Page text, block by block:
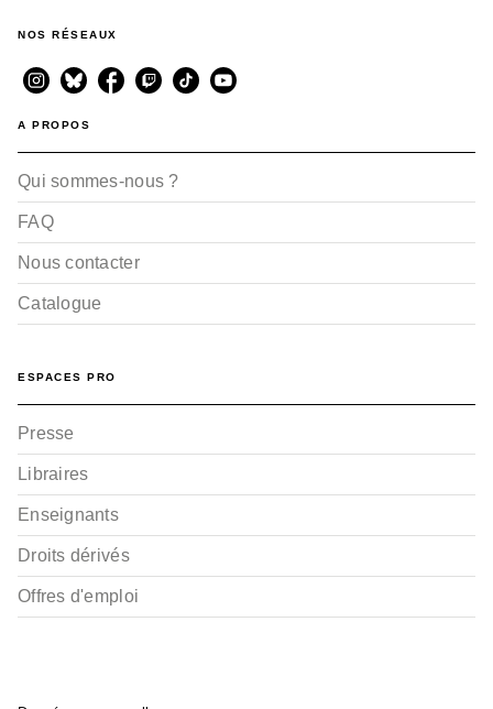
Lancelot - Tome 03
Carlos Rafael Duarte
04/09/2024
NOS RÉSEAUX
A PROPOS
Qui sommes-nous ?
FAQ
Nous contacter
Catalogue
ESPACES PRO
Presse
Libraires
Enseignants
Droits dérivés
Offres d'emploi